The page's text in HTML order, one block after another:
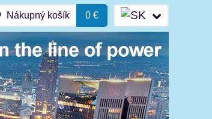
Nákupný košík 0 €